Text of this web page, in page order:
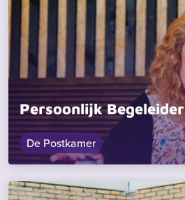
Persoonlijk Begeleider
De Postkamer